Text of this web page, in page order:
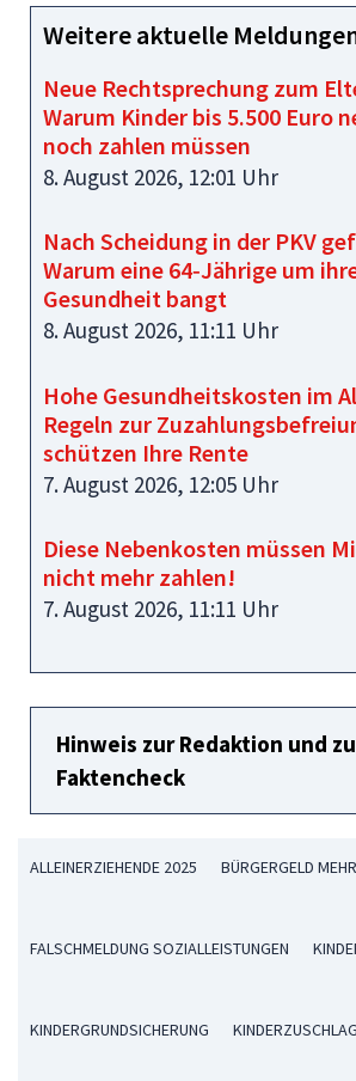
Weitere aktuelle
Neue Rechtsprechung zum
Warum Kinder bis 5.500 Euro
noch zahlen müssen
8. August 2026, 12:01 Uhr
Nach Scheidung in der PKV
Warum eine 64‑Jährige um
Gesundheit bangt
8. August 2026, 11:11 Uhr
Hohe Gesundheitskosten im
Regeln zur
schützen Ihre Rente
7. August 2026, 12:05 Uhr
Diese Nebenkosten müssen
nicht mehr zahlen!
7. August 2026, 11:11 Uhr
Hinweis zur Redaktion und
Faktencheck
ALLEINERZIEHENDE 2025 BÜRGERGELD
FALSCHMELDUNG SOZIALLEISTUNGEN
KINDERGRUNDSICHERUNG KINDERZUSCHLAG